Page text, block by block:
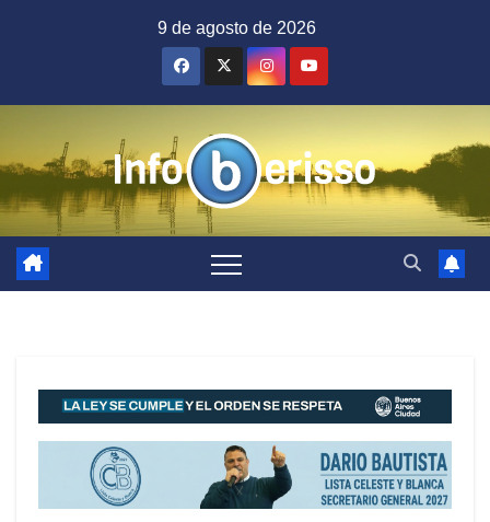
9 de agosto de 2026